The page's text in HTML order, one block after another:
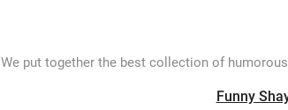
We put together the best collection of
Funny